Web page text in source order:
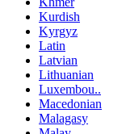
Kurdish
Kyrgyz
Latin
Latvian
Lithuanian
Luxembou..
Macedonian
Malagasy